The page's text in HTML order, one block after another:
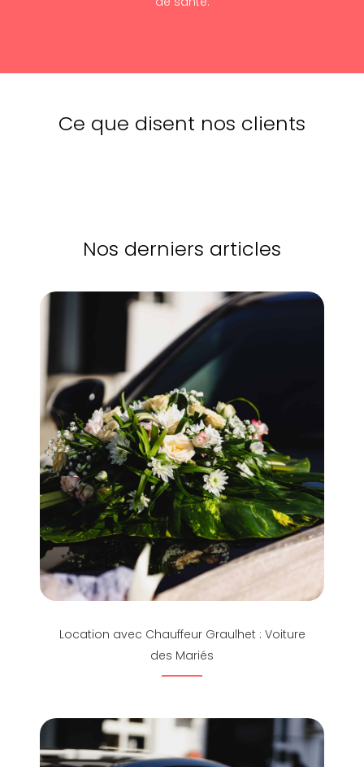
Ce que disent nos clients
Nos derniers articles
Location avec Chauffeur Graulhet : Voiture
des Mariés